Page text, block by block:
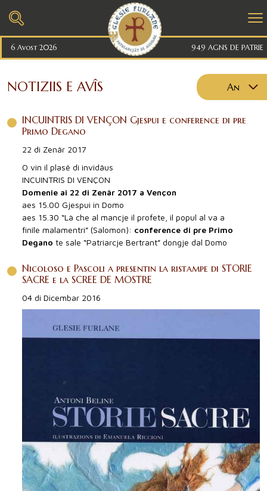
6 Avost 2026 949 AGNS DE PATRIE
NOTIZIIS E AVÎS An
2025
2020
2019
2018
Antecedentis
INCUINTRIS DI VENÇON Gjespui e conference di pre
Primo Degano
22 di Zenâr 2017
O vin il plasê di invidâus
INCUINTRIS DI VENÇON
Domenie ai 22 di Zenâr 2017 a Vençon
aes 15.00 Gjespui in Domo
aes 15.30 “Là che al mancje il profete, il popul al va a
finîle malamentri” (Salomon): conference di pre Primo
Degano te sale “Patriarcje Bertrant” dongje dal Domo
Nicoloso e Pascoli a presentin la ristampe di STORIE
SACRE e la SCREE DE MOSTRE
04 di Dicembar 2016